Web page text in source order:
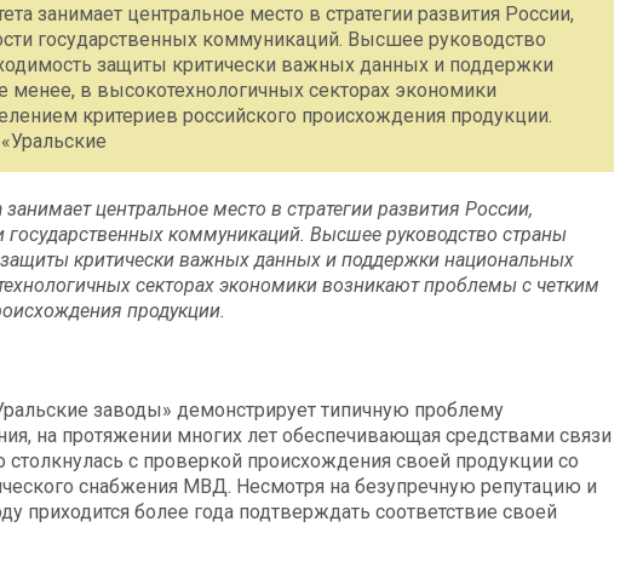
занимает центральное место в стратегии развития России,
государственных коммуникаций. Высшее руководство
защиты критически важных данных и поддержки
менее, в высокотехнологичных секторах экономики
критериев российского происхождения продукции.
центральное место в стратегии развития России,
государственных коммуникаций. Высшее руководство страны
критически важных данных и поддержки национальных
секторах экономики возникают проблемы с четким
продукции.
заводы» демонстрирует типичную проблему
на протяжении многих лет обеспечивающая средствами связи
с проверкой происхождения своей продукции со
снабжения МВД. Несмотря на безупречную репутацию и
приходится более года подтверждать соответствие своей